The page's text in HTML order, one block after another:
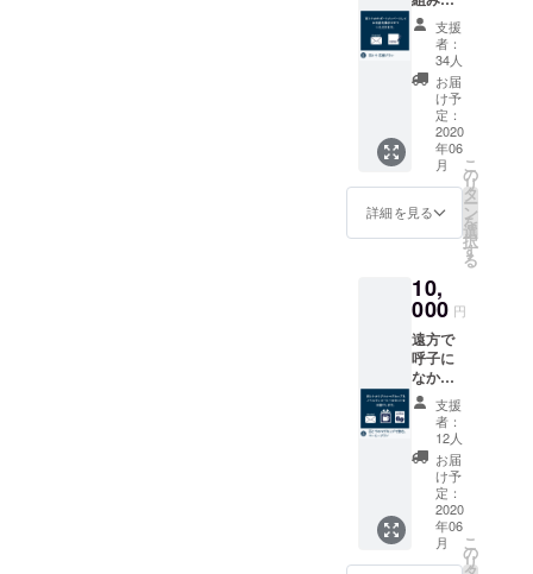
は、ご
来店い
ただい
た際に
フロン
トにて
お渡し
いたし
ます。
TBK
バーム
■おつま
み付お
部屋飲
みチ
ケット
2名様分
■湯処
「台場
の湯」
と十オ
リジナ
リップ
コー
ヒー×10
袋 ＊こ
ちらの
プラン
をご支
援いた
だいた
方に
は、ご
宿泊予
共感し
てくだ
さり、
共に育
ててく
ださる
お気持
ちの方
へ。 ■
応援し
ていた
だいた
感謝の
のお礼
メール
■百と十
のフロ
ントに
飾る絵
に、同
志とし
てお名
前を掲
示させ
ていた
だきま
考欄に
お名前
支援
者：
34人
お届
け予
定：
2020
年06
月
詳細を見る
こ
の
リ
タ
ー
ン
を
選
択
す
る
10,
000 円
遠方で
呼子に
なかな
か足を
運べな
いが、
百と十
を少し
でも感
じたい
と思っ
ていた
だける
支援
者：
12人
お届
け予
定：
2020
年06
月
こ
の
リ